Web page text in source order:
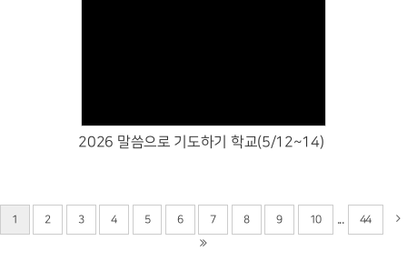
2026 말씀으로 기도하기 학교(5/12~14)
1 2 3 4 5 6 7 8 9 10 ... 44